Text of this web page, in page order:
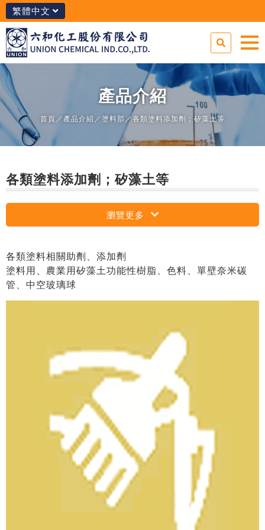
繁體中文
產品介紹
首頁 ／ 產品介紹 ／ 塗料部 ／各類塗料添加劑；矽藻土等
各類塗料添加劑；矽藻土等
瀏覽更多
各類塗料相關助劑、添加劑
塗料用、農業用矽藻土功能性樹脂、色料、單壁奈米碳
管、中空玻璃球